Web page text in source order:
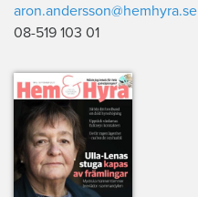
aron.andersson@hemhyra.se
08-519 103 01